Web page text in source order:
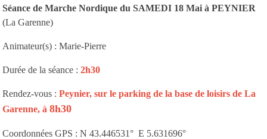
Séance de Marche Nordique du SAMEDI 18 Mai à PEYNIER
(La Garenne)
Animateur(s) : Marie-Pierre
Durée de la séance : 2h30
Rendez-vous : Peynier, sur le parking de la base de loisirs de La
Garenne, à 8h30
Coordonnées GPS : N 43.446531° E 5.631696°